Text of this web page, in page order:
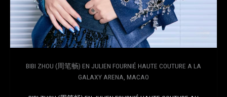
BIBI ZHOU (周笔畅) EN JULIEN FOURNIÉ HAUTE COUTURE A LA
GALAXY ARENA, MACAO